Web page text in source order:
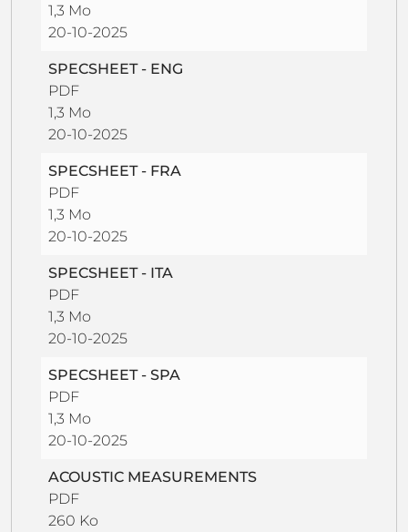
1,3 Mo
20-10-2025
SPECSHEET - ENG
PDF
1,3 Mo
20-10-2025
SPECSHEET - FRA
PDF
1,3 Mo
20-10-2025
SPECSHEET - ITA
PDF
1,3 Mo
20-10-2025
SPECSHEET - SPA
PDF
1,3 Mo
20-10-2025
ACOUSTIC MEASUREMENTS
PDF
260 Ko